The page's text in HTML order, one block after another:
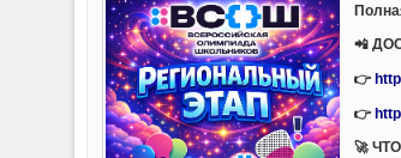
📲
👉
👉
🚀